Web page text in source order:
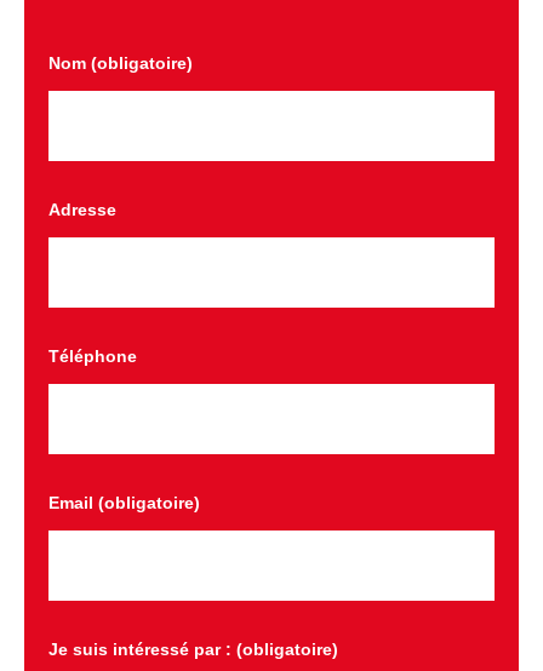
Nom (obligatoire)
Adresse
Téléphone
Email (obligatoire)
Je suis intéressé par : (obligatoire)